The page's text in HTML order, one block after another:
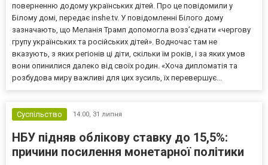
поверненню додому українських дітей. Про це повідомили у
Білому домі, передає inshe.tv. У повідомленні Білого дому
зазначають, що Меланія Трамп допомогла возз’єднати «чергову
групу українських та російських дітей». Водночас там не
вказують, з яких регіонів ці діти, скільки їм років, і за яких умов
вони опинилися далеко від своїх родин. «Хоча дипломатія та
розбудова миру важливі для цих зусиль, їх перевершує...
Суспільство 14:00, 31 липня
НБУ підняв облікову ставку до 15,5%:
причини посилення монетарної політики